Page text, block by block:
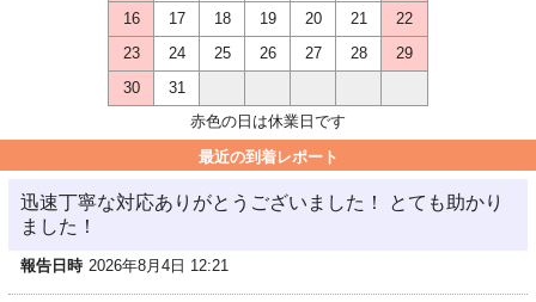
16
17 18 19 20 21
22
23
24 25 26 27 28
29
30
31
赤色の日は休業日です
最近の到着レポート
迅速丁寧な対応ありがとうございました！ とても助かり
ました！
報告日時 2026年8月4日 12:21